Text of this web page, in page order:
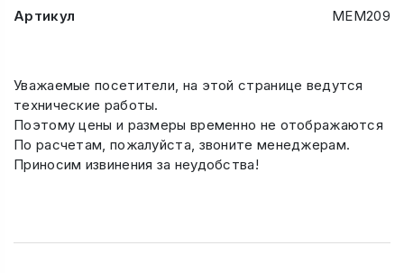
Артикул МЕМ209
Уважаемые посетители, на этой странице ведутся
технические работы.
Поэтому цены и размеры временно не отображаются
По расчетам, пожалуйста, звоните менеджерам.
Приносим извинения за неудобства!